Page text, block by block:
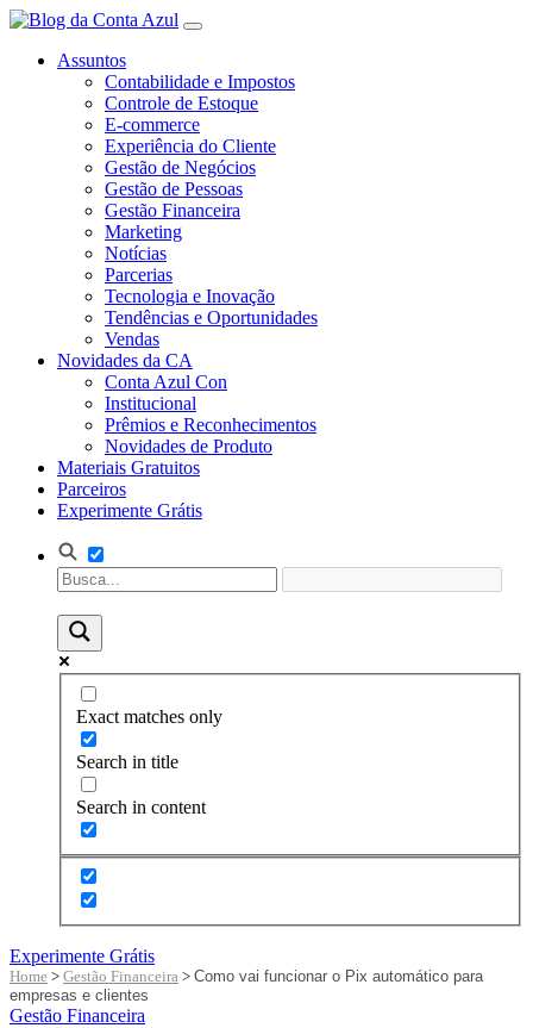
Assuntos
Contabilidade e Impostos
Controle de Estoque
E-commerce
Experiência do Cliente
Gestão de Negócios
Gestão de Pessoas
Gestão Financeira
Marketing
Notícias
Parcerias
Tecnologia e Inovação
Tendências e Oportunidades
Vendas
Novidades da CA
Conta Azul Con
Institucional
Prêmios e Reconhecimentos
Novidades de Produto
Materiais Gratuitos
Parceiros
Experimente Grátis
Exact matches only
Search in title
Search in content
Experimente Grátis
Home > Gestão Financeira > Como vai funcionar o Pix automático para
empresas e clientes
Gestão Financeira